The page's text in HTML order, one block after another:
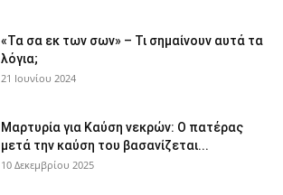
«Τα σα εκ των σων» – Τι σημαίνουν αυτά τα
λόγια;
21 Ιουνίου 2024
Μαρτυρία για Καύση νεκρών: Ο πατέρας
μετά την καύση του βασανίζεται...
10 Δεκεμβρίου 2025